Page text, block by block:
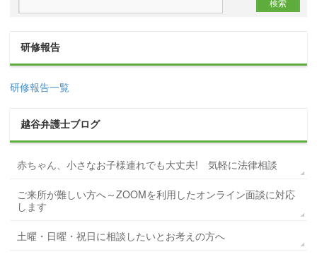
研修報告
研修報告一覧
越谷弁護士ブログ
赤ちゃん、小さなお子様連れでも大丈夫! 気軽に法律相談
ご来所が難しい方へ～ZOOMを利用したオンライン面談に対応
します
土曜・日曜・祝日に相談したいとお考えの方へ